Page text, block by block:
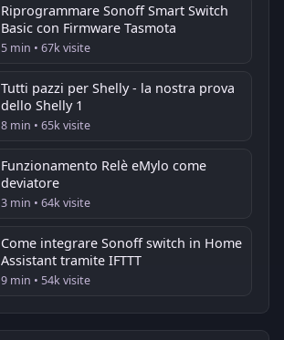
Riprogrammare Sonoff Smart Switch
Basic con Firmware Tasmota
5 min • 67k visite
Tutti pazzi per Shelly - la nostra prova
dello Shelly 1
8 min • 65k visite
Funzionamento Relè eMylo come
deviatore
3 min • 64k visite
Come integrare Sonoff switch in Home
Assistant tramite IFTTT
9 min • 54k visite